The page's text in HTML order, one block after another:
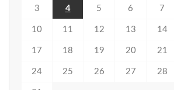
3 4 5 6 7
10 11 12 13 14
17 18 19 20 21
24 25 26 27 28